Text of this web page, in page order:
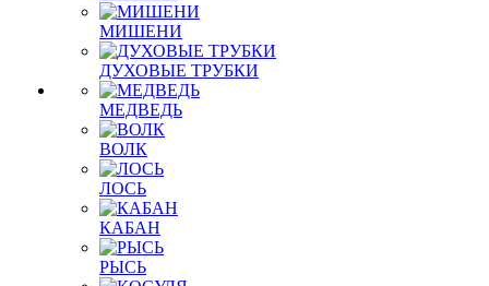
МИШЕНИ
ДУХОВЫЕ ТРУБКИ
МЕДВЕДЬ
ВОЛК
ЛОСЬ
КАБАН
РЫСЬ